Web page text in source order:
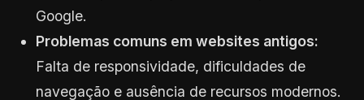
Google.
Problemas comuns em websites antigos:
Falta de responsividade, dificuldades de
navegação e ausência de recursos modernos.